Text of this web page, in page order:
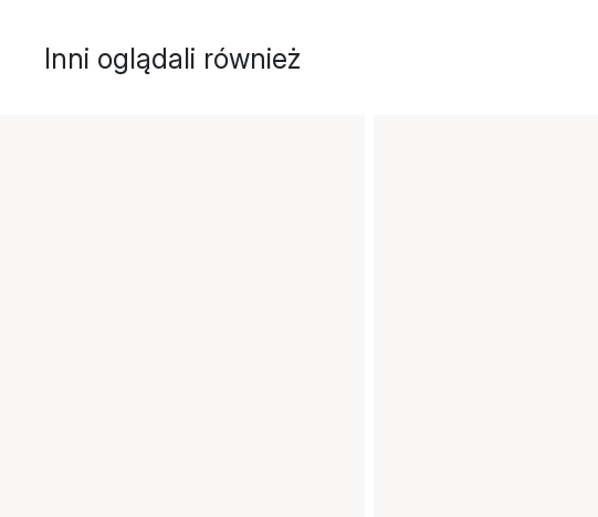
Inni oglądali również